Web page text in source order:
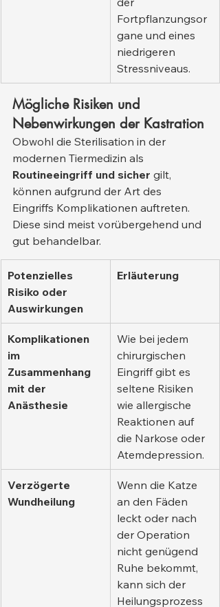
Fortpflanzungsor
gane und eines
niedrigeren
Stressniveaus.
Mögliche Risiken und
Nebenwirkungen der Kastration
Obwohl die Sterilisation in der
modernen Tiermedizin als
Routineeingriff und sicher gilt,
können aufgrund der Art des
Eingriffs Komplikationen auftreten.
Diese sind meist vorübergehend und
gut behandelbar.
Potenzielles
Risiko oder
Auswirkungen
Erläuterung
Komplikationen
im
Zusammenhang
mit der
Anästhesie
Wie bei jedem
chirurgischen
Eingriff gibt es
seltene Risiken
wie allergische
Reaktionen auf
die Narkose oder
Atemdepression.
Verzögerte
Wundheilung
Wenn die Katze
an den Fäden
leckt oder nach
der Operation
nicht genügend
Ruhe bekommt,
kann sich der
Heilungsprozess